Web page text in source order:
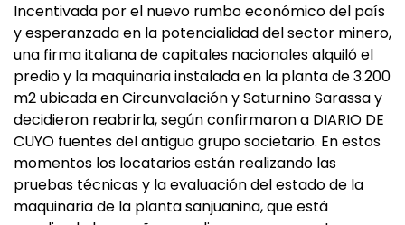
Incentivada por el nuevo rumbo económico del país
y esperanzada en la potencialidad del sector minero,
una firma italiana de capitales nacionales alquiló el
predio y la maquinaria instalada en la planta de 3.200
m2 ubicada en Circunvalación y Saturnino Sarassa y
decidieron reabrirla, según confirmaron a DIARIO DE
CUYO fuentes del antiguo grupo societario. En estos
momentos los locatarios están realizando las
pruebas técnicas y la evaluación del estado de la
maquinaria de la planta sanjuanina, que está